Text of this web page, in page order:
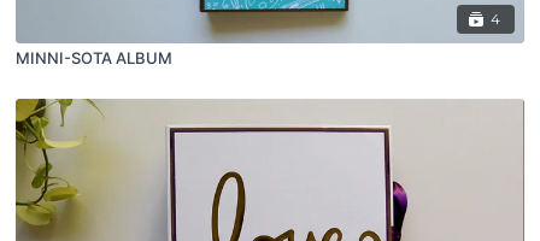
4
MINNI-SOTA ALBUM